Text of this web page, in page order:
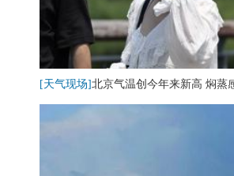
[天气现场]北京气温创今年来新高 焖蒸